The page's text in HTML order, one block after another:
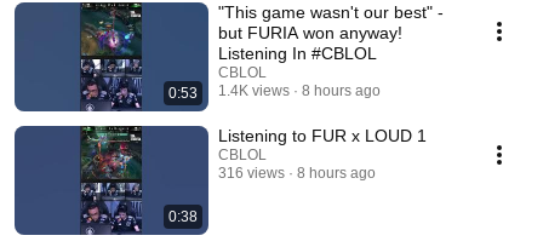
0:53
"This game wasn't our best" -
but FURIA won anyway!
Listening In #CBLOL
CBLOL
1.4K views
8 hours ago
0:38
Listening to FUR x LOUD 1
CBLOL
316 views
8 hours ago